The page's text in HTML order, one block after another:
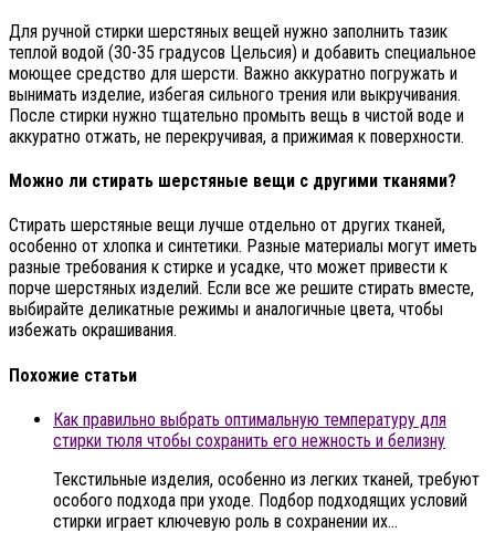
Для ручной стирки шерстяных вещей нужно заполнить тазик
теплой водой (30-35 градусов Цельсия) и добавить специальное
моющее средство для шерсти. Важно аккуратно погружать и
вынимать изделие, избегая сильного трения или выкручивания.
После стирки нужно тщательно промыть вещь в чистой воде и
аккуратно отжать, не перекручивая, а прижимая к поверхности.
Можно ли стирать шерстяные вещи с другими тканями?
Стирать шерстяные вещи лучше отдельно от других тканей,
особенно от хлопка и синтетики. Разные материалы могут иметь
разные требования к стирке и усадке, что может привести к
порче шерстяных изделий. Если все же решите стирать вместе,
выбирайте деликатные режимы и аналогичные цвета, чтобы
избежать окрашивания.
Похожие статьи
Как правильно выбрать оптимальную температуру для
стирки тюля чтобы сохранить его нежность и белизну
Текстильные изделия, особенно из легких тканей, требуют
особого подхода при уходе. Подбор подходящих условий
стирки играет ключевую роль в сохранении их…